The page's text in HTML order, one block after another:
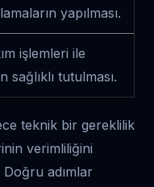
yapılması.
işlemleri ile
sağlıklı tutulması.
teknik bir gereklilik
verimliliğini
Doğru adımlar